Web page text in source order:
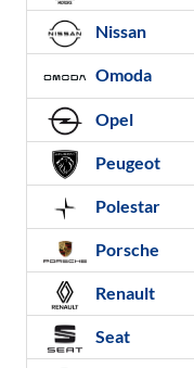
Nissan
Omoda
Opel
Peugeot
Polestar
Porsche
Renault
Seat